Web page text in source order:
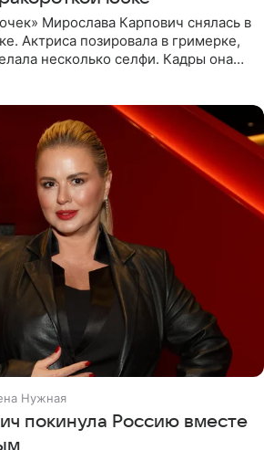
Мирослава Карпович снялась в
Актриса позировала в гримерке,
несколько селфи. Кадры она
Нужная
покинула Россию вместе